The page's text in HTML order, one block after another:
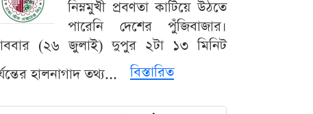
নিম্নমুখী প্রবণতা কাটিয়ে উঠতে
পারেনি দেশের পুঁজিবাজার।
(২৬ জুলাই) দুপুর ২টা ১৩ মিনিট
হালনাগাদ তথ্য...
বিস্তারিত